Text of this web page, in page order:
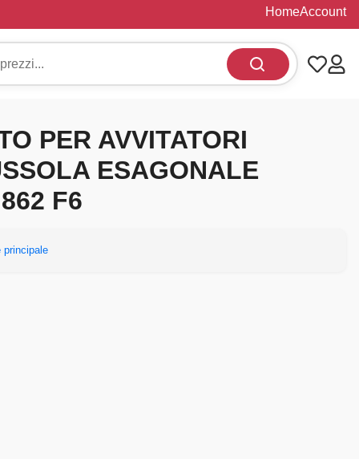
HomeAccount
PER AVVITATORI
ESAGONALE
F6
principale